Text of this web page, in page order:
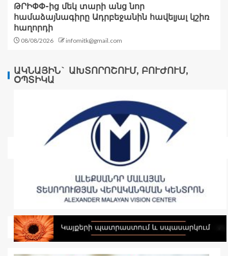
ԹՐԻՓՓ-ից մեկ տարի անց նոր
համաձայնագիրը Ադրբեջանին հավելյալ կշիռ
հաղորդի
08/08/2026 infomitk@gmail.com
ԱԿՆԱՅԻՆ` ԱԽՏՈՐՈՇՈՒՄ, ԲՈՒԺՈՒՄ,
ՕՊՏԻԿԱ